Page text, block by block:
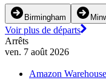
Birmingham
Voir plus de départs
Arrêts
ven. 7 août 2026
Amazon Warehouse